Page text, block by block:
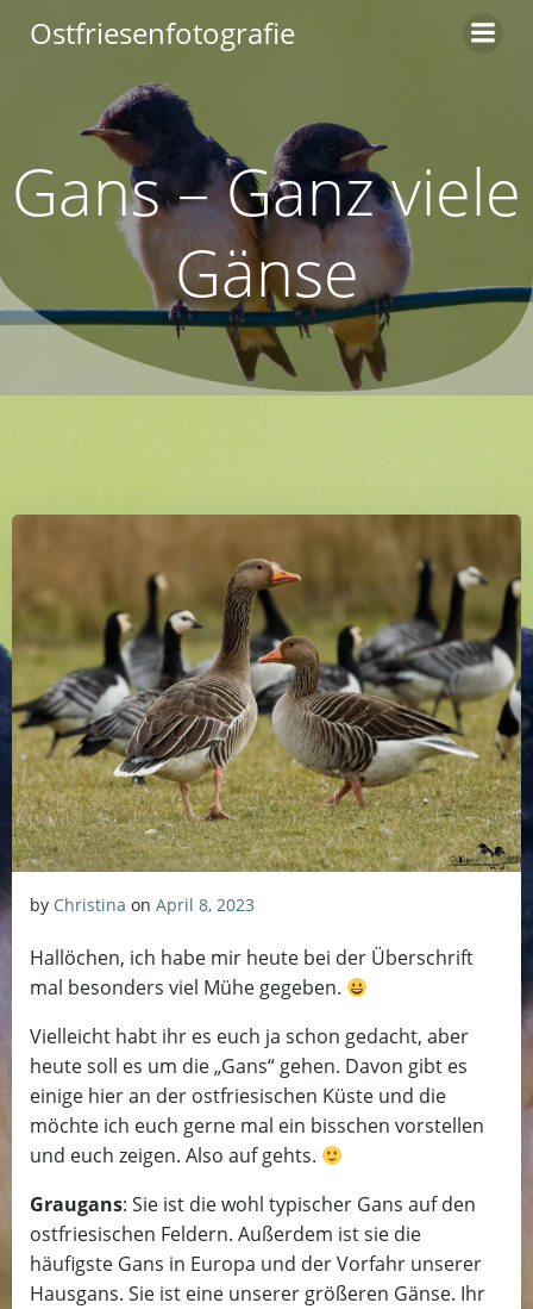
Inhalt
Ostfriesenfotografie
Gans – Ganz viele
Gänse
by Christina on April 8, 2023
Hallöchen, ich habe mir heute bei der Überschrift
mal besonders viel Mühe gegeben.
Vielleicht habt ihr es euch ja schon gedacht, aber
heute soll es um die „Gans“ gehen. Davon gibt es
einige hier an der ostfriesischen Küste und die
möchte ich euch gerne mal ein bisschen vorstellen
und euch zeigen. Also auf gehts.
Graugans: Sie ist die wohl typischer Gans auf den
ostfriesischen Feldern. Außerdem ist sie die
häufigste Gans in Europa und der Vorfahr unserer
Hausgans. Sie ist eine unserer größeren Gänse. Ihr